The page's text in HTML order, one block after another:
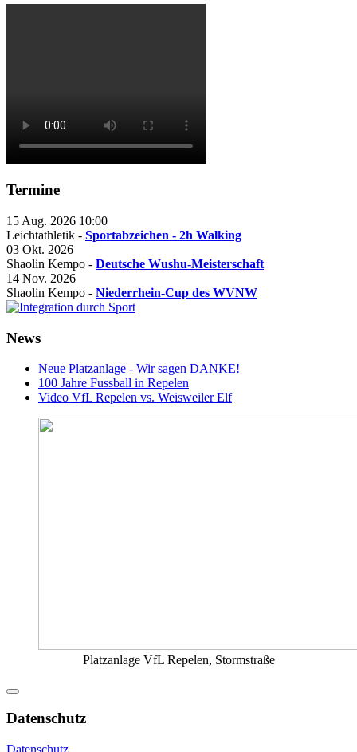
Termine
15 Aug. 2026 10:00
Leichtathletik - Sportabzeichen - 2h Walking
03 Okt. 2026
Shaolin Kempo - Deutsche Wushu-Meisterschaft
14 Nov. 2026
Shaolin Kempo - Niederrhein-Cup des WVNW
News
Neue Platzanlage - Wir sagen DANKE!
100 Jahre Fussball in Repelen
Video VfL Repelen vs. Weisweiler Elf
Platzanlage VfL Repelen, Stormstraße
Datenschutz
Datenschutz